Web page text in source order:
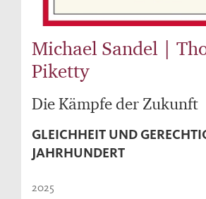
Michael Sandel |
Piketty
Die Kämpfe der Zukunft
GLEICHHEIT UND
JAHRHUNDERT
2025